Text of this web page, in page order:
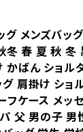
グ メンズバッ
春 夏 秋 冬
かばん ショル
肩掛け ショ
フケース メッ
父 男の子 男